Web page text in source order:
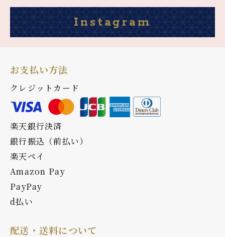
Instagram
お支払い方法
クレジットカード
楽天銀行決済
銀行振込（前払い）
楽天ペイ
Amazon Pay
PayPay
d払い
配送・送料について